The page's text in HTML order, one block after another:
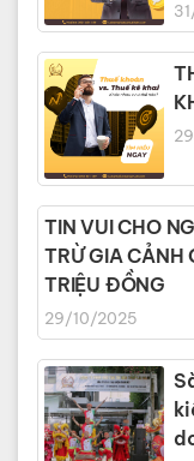
TIN VUI CHO
TRỪ GIA CẢNH
TRIỆU ĐỒNG
29/10/2025